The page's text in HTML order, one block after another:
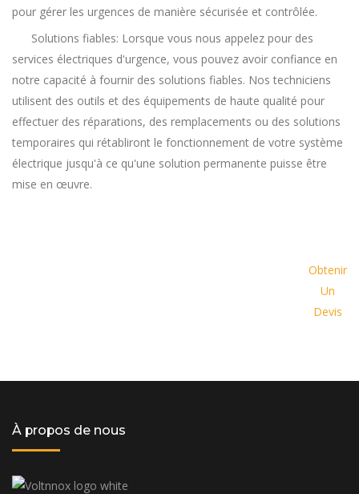
pour gérer les urgences de manière sécurisée et contrôlée.
Solutions fiables: Lorsque vous nous appelez pour des
services électriques d'urgence, vous pouvez avoir confiance en
notre capacité à fournir des solutions fiables. Nos techniciens
utilisent des outils et des équipements de haute qualité pour
effectuer des réparations, des remplacements ou des solutions
temporaires qui rétabliront le fonctionnement de votre système
électrique jusqu'à ce qu'une solution permanente puisse être
mise en œuvre.
Obtenir
Un
Devis
À propos de nous